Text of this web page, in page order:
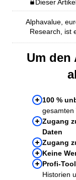
Dieser
Alphavalue,
Research, ist
Um den
100 %
gesamten
Zugang
Daten
Zugang
Keine
Profi-
Historien